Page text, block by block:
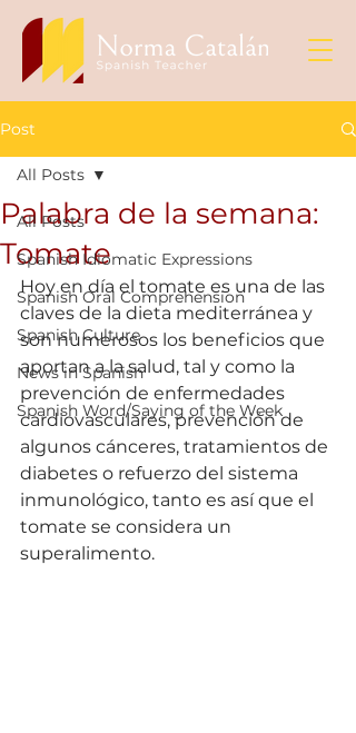
Post
All Posts
Spanish Idiomatic Expressions
Spanish Oral Comprehension
Spanish Culture
News in Spanish
Spanish Word/Saying of the Week
All Posts
Palabra de la semana:
Tomate
Hoy en día el tomate es una de las
claves de la dieta mediterránea y
son numerosos los beneficios que
aportan a la salud, tal y como la
prevención de enfermedades
cardiovasculares, prevención de
algunos cánceres, tratamientos de
diabetes o refuerzo del sistema
inmunológico, tanto es así que el
tomate se considera un
superalimento.